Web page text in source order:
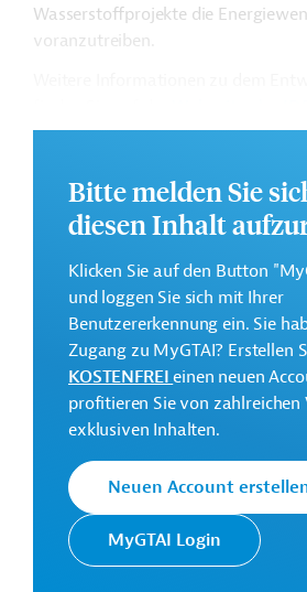
Wasserstoffprojekte die
voranzutreiben.
Gesamtkosten:
2 Millionen US-Dollar
Geberbeitrag:
2 Millionen US-Dollar (Zuschuss)
Kontaktadresse
Interamerikanische
Entwicklungsbank
Die IDB ist
multilaterale
Bitte melden Sie
diesen Inhalt
Klicken Sie auf den Button
und loggen Sie sich mit Ihrer
Benutzererkennung ein. Sie
Zugang zu MyGTAI? Erstellen
KOSTENFREIeinen neuen
profitieren Sie von zahlreichen
exklusiven Inhalten.
Neuen Account
MyGTAI Login